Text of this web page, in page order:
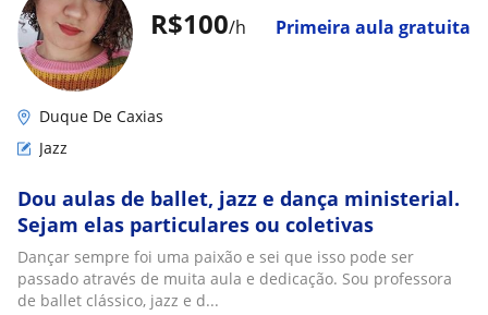
R$100/h Primeira aula gratuita
Duque De Caxias
Jazz
Dou aulas de ballet, jazz e dança ministerial.
Sejam elas particulares ou coletivas
Dançar sempre foi uma paixão e sei que isso pode ser
passado através de muita aula e dedicação. Sou professora
de ballet clássico, jazz e d...